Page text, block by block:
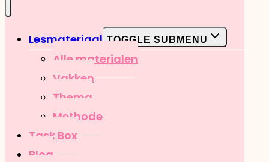
Lesmateriaal TOGGLE SUBMENU
Alle materialen
Vakken
Thema
Methode
Task Box
Blog